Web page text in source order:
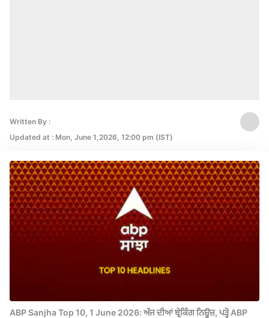
Written By :
Updated at : Mon, June 1,2026, 12:00 pm (IST)
ABP Sanjha Top 10, 1 June 2026: ਅੱਜ ਦੀਆਂ ਬ੍ਰੇਕਿੰਗ ਨਿਊਜ਼, ਪੜ੍ਹੋ ABP